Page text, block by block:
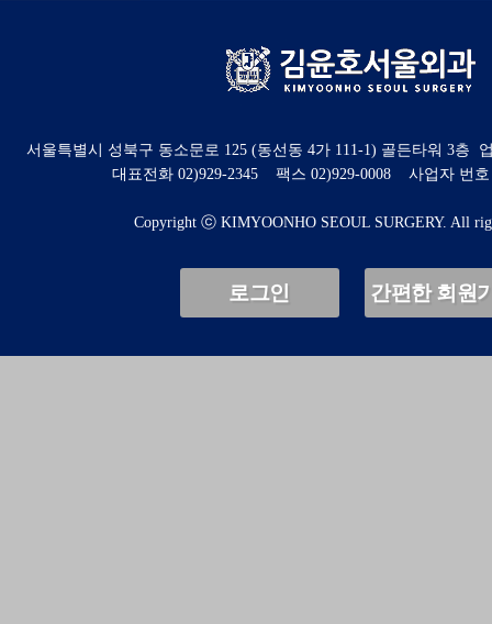
서울특별시 성북구 동소문로 125 (동선동 4가 111-1) 골든타워 3층
대표전화 02)929-2345 팩스 02)929-0008 사업자 번호
Copyright ⓒ KIMYOONHO SEOUL SURGERY. All
로그인 간편한 회원